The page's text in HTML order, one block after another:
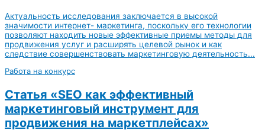
Актуальность исследования заключается в высокой
значимости интернет- маркетинга, поскольку его технологии
позволяют находить новые эффективные приемы методы для
продвижения услуг и расширять целевой рынок и как
следствие совершенствовать маркетинговую деятельность...
Работа на конкурс
Статья «SEO как эффективный
маркетинговый инструмент для
продвижения на маркетплейсах»